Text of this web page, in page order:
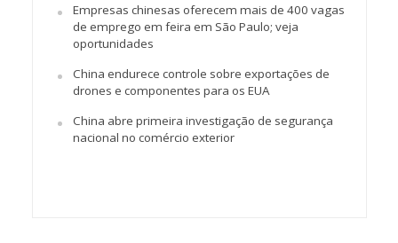
Empresas chinesas oferecem mais de 400 vagas
de emprego em feira em São Paulo; veja
oportunidades
China endurece controle sobre exportações de
drones e componentes para os EUA
China abre primeira investigação de segurança
nacional no comércio exterior